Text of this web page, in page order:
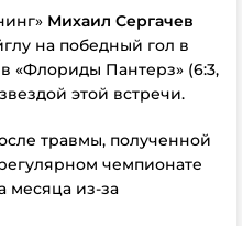
Михаил Сергачев
на победный гол в
«Флориды Пантерз» (6:3,
этой встречи.
травмы, полученной
чемпионате
месяца из-за